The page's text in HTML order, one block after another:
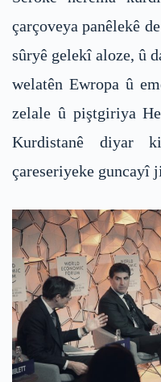
çarçoveya panêlekê
sûryê gelekî aloze, û
welatên Ewropa û
zelale û piştgiriya
Kurdistanê diyar
çareseriyeke guncayî